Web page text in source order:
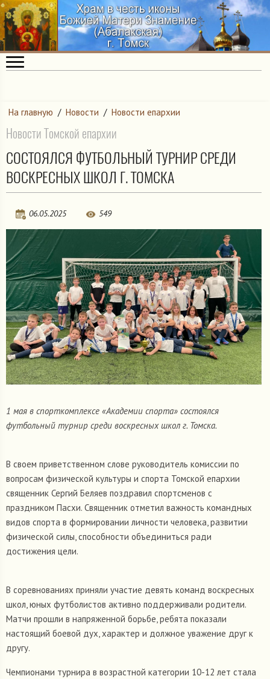
На главную / Новости / Новости епархии
Новости Томской епархии
СОСТОЯЛСЯ ФУТБОЛЬНЫЙ ТУРНИР СРЕДИ
ВОСКРЕСНЫХ ШКОЛ Г. ТОМСКА
06.05.2025 549
1 мая в спорткомплексе «Академии спорта» состоялся
футбольный турнир среди воскресных школ г. Томска.
В своем приветственном слове руководитель комиссии по
вопросам физической культуры и спорта Томской епархии
священник Сергий Беляев поздравил спортсменов с
праздником Пасхи. Священник отметил важность командных
видов спорта в формировании личности человека, развитии
физической силы, способности объединиться ради
достижения цели.
В соревнованиях приняли участие девять команд воскресных
школ, юных футболистов активно поддерживали родители.
Матчи прошли в напряженной борьбе, ребята показали
настоящий боевой дух, характер и должное уважение друг к
другу.
Чемпионами турнира в возрастной категории 10-12 лет стала